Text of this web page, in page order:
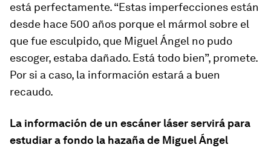
está perfectamente. “Estas imperfecciones están
desde hace 500 años porque el mármol sobre el
que fue esculpido, que Miguel Ángel no pudo
escoger, estaba dañado. Está todo bien”, promete.
Por si a caso, la información estará a buen
recaudo.
La información de un escáner láser servirá para
estudiar a fondo la hazaña de Miguel Ángel